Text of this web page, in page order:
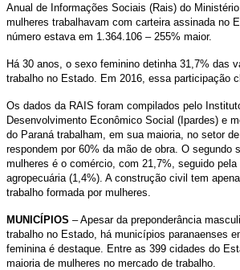
Anual de Informações Sociais (Rais) do
mulheres trabalhavam com carteira assinada no
número estava em 1.364.106 – 255% maior.
Há 30 anos, o sexo feminino detinha 31,7% das
trabalho no Estado. Em 2016, essa participação
Os dados da RAIS foram compilados pelo
Desenvolvimento Econômico Social (Ipardes) e
do Paraná trabalham, em sua maioria, no setor
respondem por 60% da mão de obra. O segundo
mulheres é o comércio, com 21,7%, seguido
agropecuária (1,4%). A construção civil tem
trabalho formada por mulheres.
MUNICÍPIOS – Apesar da preponderância
trabalho no Estado, há municípios paranaenses
feminina é destaque. Entre as 399 cidades do
maioria de mulheres no mercado de trabalho.